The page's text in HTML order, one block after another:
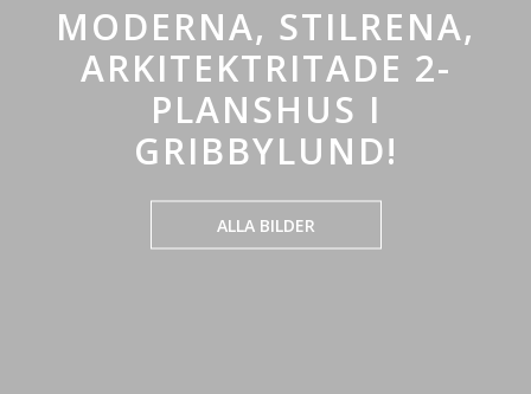
MODERNA, STILRENA,
ARKITEKTRITADE 2-
PLANSHUS I
GRIBBYLUND!
ALLA BILDER